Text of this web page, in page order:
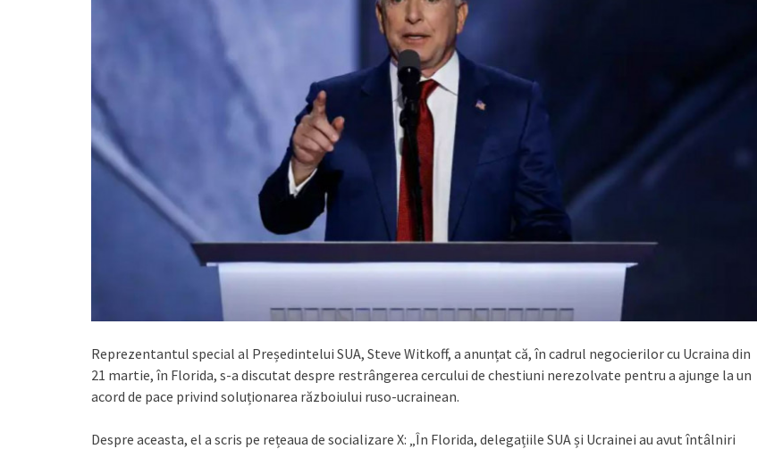
Reprezentantul special al Președintelui SUA, Steve Witkoff, a anunțat că, în cadrul negocierilor cu Ucraina din
21 martie, în Florida, s-a discutat despre restrângerea cercului de chestiuni nerezolvate pentru a ajunge la un
acord de pace privind soluționarea războiului ruso-ucrainean.
Despre aceasta, el a scris pe rețeaua de socializare X: „În Florida, delegațiile SUA și Ucrainei au avut întâlniri